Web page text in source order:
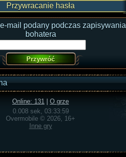
Przywracanie hasła
mail podany podczas zapisywania
bohatera
Online: 131
O grze
0.008 sek, 03:33:59
Overmobile © 2026, 16+
Inne gry